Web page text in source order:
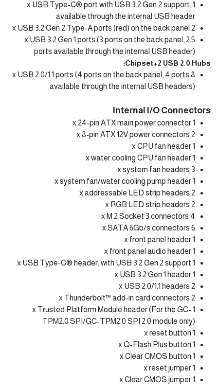
1 x USB Type-C® port with USB 3.2 Gen 2 support,
available through the internal USB header
2 x USB 3.2 Gen 2 Type-A ports (red) on the back panel
5 x USB 3.2 Gen 1 ports (3 ports on the back panel, 2
ports available through the internal USB header)
Chipset+2 USB 2.0 Hubs:
8 x USB 2.0/1.1 ports (4 ports on the back panel, 4 ports
available through the internal USB headers)
Internal I/O Connectors
1 x 24-pin ATX main power connector
2 x 8-pin ATX 12V power connectors
1 x CPU fan header
1 x water cooling CPU fan header
3 x system fan headers
1 x system fan/water cooling pump header
2 x addressable LED strip headers
2 x RGB LED strip headers
4 x M.2 Socket 3 connectors
6 x SATA 6Gb/s connectors
1 x front panel header
1 x front panel audio header
1 x USB Type-C® header, with USB 3.2 Gen 2 support
1 x USB 3.2 Gen 1 header
2 x USB 2.0/1.1 headers
2 x Thunderbolt™ add-in card connectors
1 x Trusted Platform Module header (For the GC-
TPM2.0 SPI/GC-TPM2.0 SPI 2.0 module only)
1 x reset button
1 x Q-Flash Plus button
1 x Clear CMOS button
1 x reset jumper
1 x Clear CMOS jumper